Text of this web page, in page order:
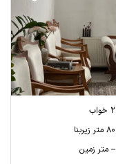
2 خواب
80 متر زیربنا
-- متر زمین